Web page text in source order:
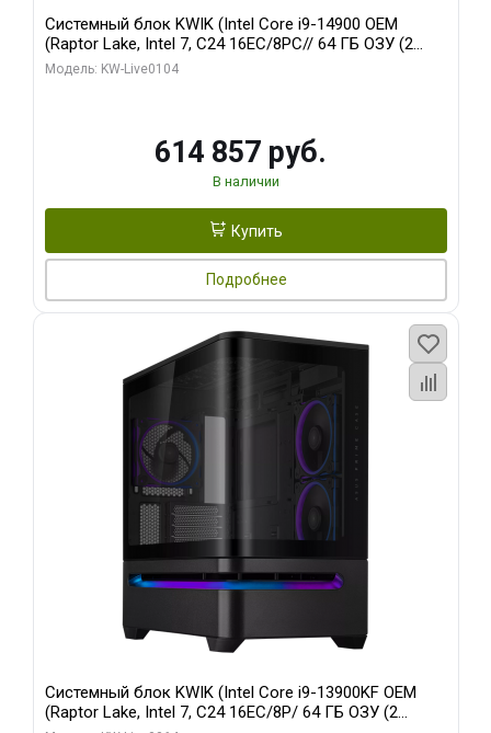
Системный блок KWIK (Intel Core i9-14900 OEM
(Raptor Lake, Intel 7, C24 16EC/8PC// 64 ГБ ОЗУ (2
модуля)/ Afox RTX4090 24GB GDDR6X 384-Bit 3xDP
Модель: KW-Live0104
614 857 руб.
В наличии
Купить
Подробнее
Системный блок KWIK (Intel Core i9-13900KF OEM
(Raptor Lake, Intel 7, C24 16EC/8P/ 64 ГБ ОЗУ (2